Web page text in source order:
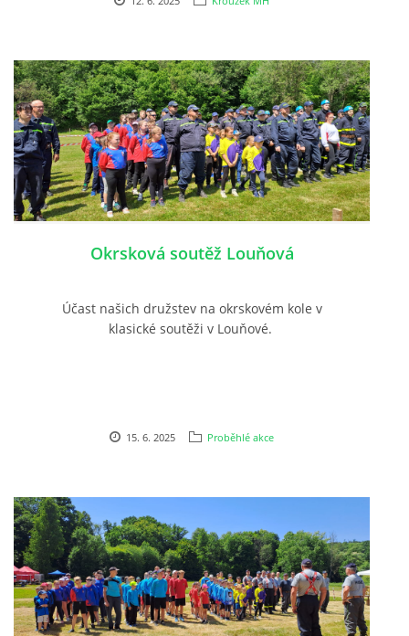
Okrsková soutěž Louňová
Účast našich družstev na okrskovém kole v
klasické soutěži v Louňové.
15. 6. 2025 Proběhlé akce